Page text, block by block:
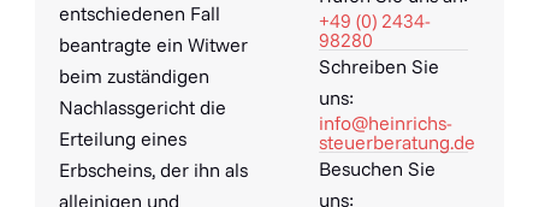
entschiedenen Fall
beantragte ein Witwer
beim zuständigen
Nachlassgericht die
Erteilung eines
Erbscheins, der ihn als
alleinigen und
+49 (0) 2434-
98280
Schreiben Sie
uns:
info@heinrichs-
steuerberatung.de
Besuchen Sie
uns: